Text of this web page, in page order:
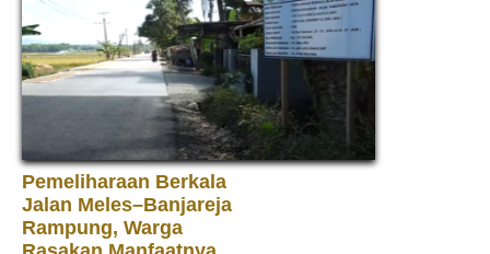
Pemeliharaan Berkala
Jalan Meles–Banjareja
Rampung, Warga